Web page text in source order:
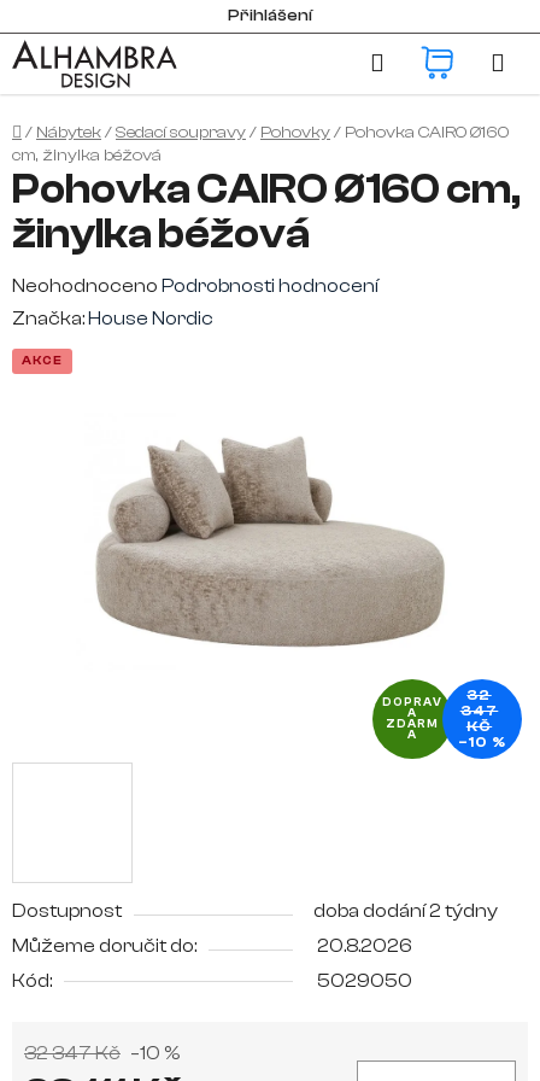
na
obsah
Přihlášení
Hledat
Domů
/ Nábytek/Sedací soupravy/ Pohovky/ Pohovka CAIRO Ø160
cm, žinylka béžová
Dostupnost
doba dodání 2 týdny
Můžeme doručit do:
20.8.2026
Kód:
5029050
32 347 Kč –10 %
Pohovka CAIRO Ø160 cm,
žinylka béžová
Průměrné
hodnocení
produktu
hvězdiček.
Neohodnoceno Podrobnosti hodnocení
Značka:House Nordic
AKCE
DOPRAV
A
ZDARM
A
32
347
KČ
–10 %